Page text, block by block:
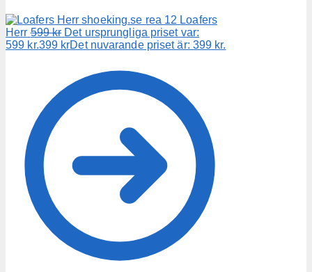
Loafers
Herr 599kr Det ursprungliga priset var:
599 kr.399 krDet nuvarande priset är: 399 kr.